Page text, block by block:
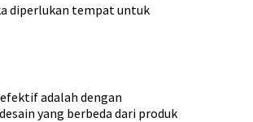
diperlukan tempat untuk
adalah dengan
yang berbeda dari produk